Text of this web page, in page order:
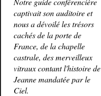
captivait son auditoire et
nous a dévoilé les trésors
cachés de la porte de
France, de la chapelle
castrale, des merveilleux
vitraux contant l'histoire de
Jeanne mandatée par le
Ciel.